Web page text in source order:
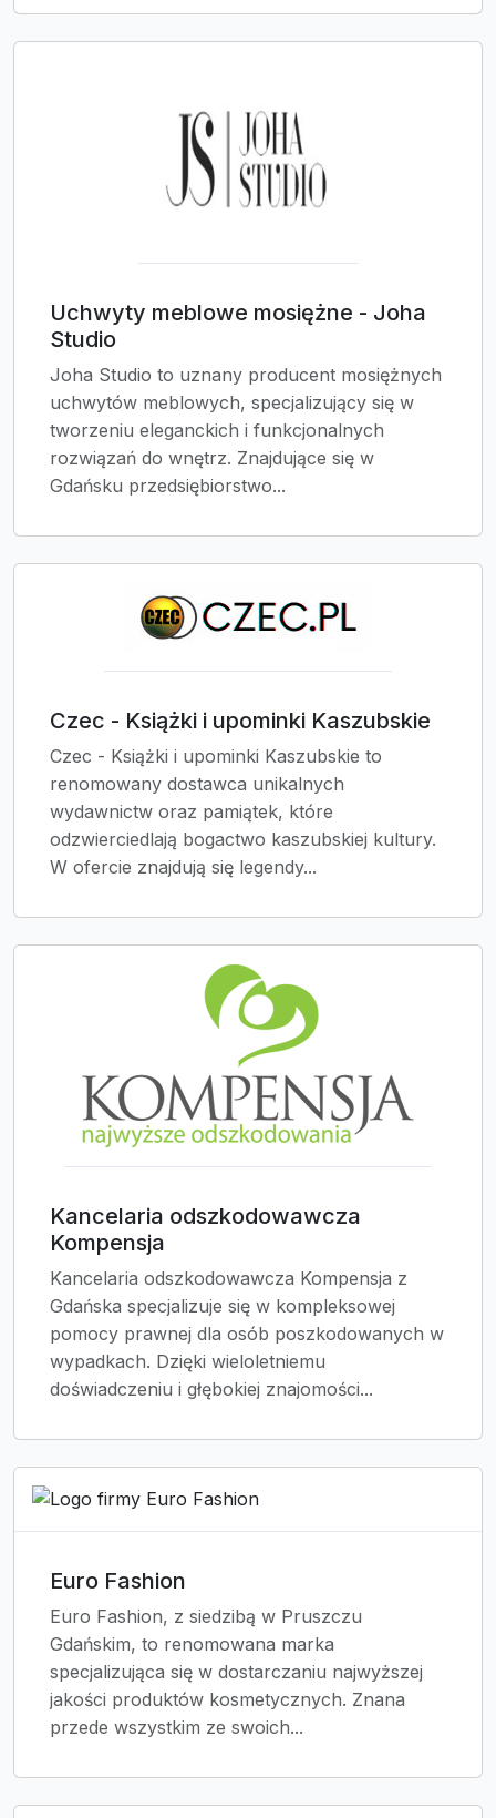
Uchwyty meblowe mosiężne - Joha
Studio
Joha Studio to uznany producent mosiężnych
uchwytów meblowych, specjalizujący się w
tworzeniu eleganckich i funkcjonalnych
rozwiązań do wnętrz. Znajdujące się w
Gdańsku przedsiębiorstwo...
Czec - Książki i upominki Kaszubskie
Czec - Książki i upominki Kaszubskie to
renomowany dostawca unikalnych
wydawnictw oraz pamiątek, które
odzwierciedlają bogactwo kaszubskiej kultury.
W ofercie znajdują się legendy...
Kancelaria odszkodowawcza
Kompensja
Kancelaria odszkodowawcza Kompensja z
Gdańska specjalizuje się w kompleksowej
pomocy prawnej dla osób poszkodowanych w
wypadkach. Dzięki wieloletniemu
doświadczeniu i głębokiej znajomości...
Euro Fashion
Euro Fashion, z siedzibą w Pruszczu
Gdańskim, to renomowana marka
specjalizująca się w dostarczaniu najwyższej
jakości produktów kosmetycznych. Znana
przede wszystkim ze swoich...